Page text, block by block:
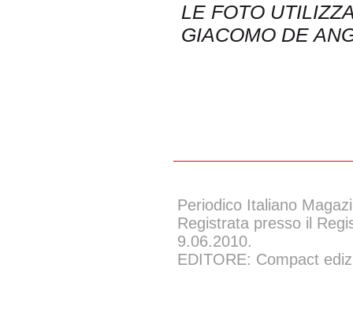
LE FOTO
GIACOMO DE
Periodico Italiano
Registrata presso il
9.06.2010.
EDITORE: Compact